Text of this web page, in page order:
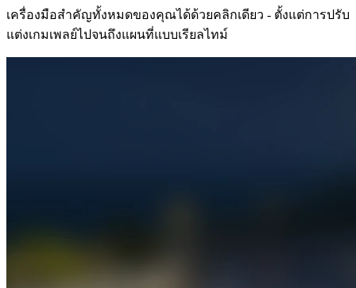
เครื่องมือสำคัญทั้งหมดของคุณได้ด้วยคลิกเดียว - ตั้งแต่การปรับ
แต่งเกมเพลย์ไปจนถึงแผนที่แบบเรียลไทม์